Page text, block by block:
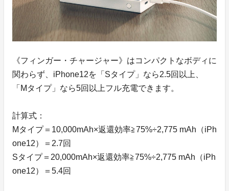
《フィンガー・チャージャー》はコンパクトなボディに
関わらず、iPhone12を「Sタイプ」なら2.5回以上、
「Mタイプ」なら5回以上フル充電できます。
計算式：
Mタイプ＝10,000mAh×返還効率≧75%÷2,775 mAh（iPh
one12）＝2.7回
Sタイプ＝20,000mAh×返還効率≧75%÷2,775 mAh（iPh
one12）＝5.4回